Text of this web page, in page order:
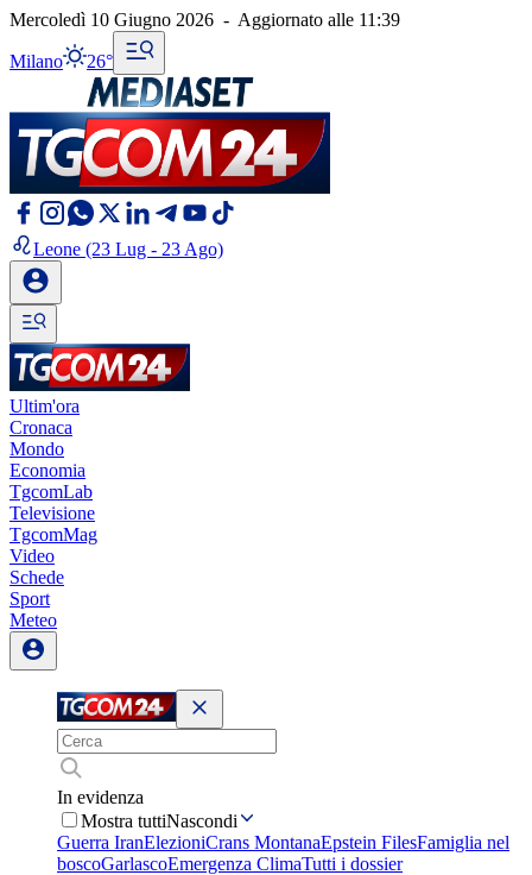
Mercoledì 10 Giugno 2026 - Aggiornato alle 11:39
Milano 26°
Leone (23 Lug - 23 Ago)
Ultim'ora
Cronaca
Mondo
Economia
TgcomLab
Televisione
TgcomMag
Video
Schede
Sport
Meteo
In evidenza
Mostra tuttiNascondi
Guerra IranElezioniCrans MontanaEpstein FilesFamiglia nel
boscoGarlascoEmergenza ClimaTutti i dossier